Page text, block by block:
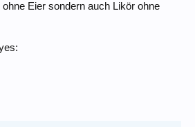
Eier sondern auch Likör ohne